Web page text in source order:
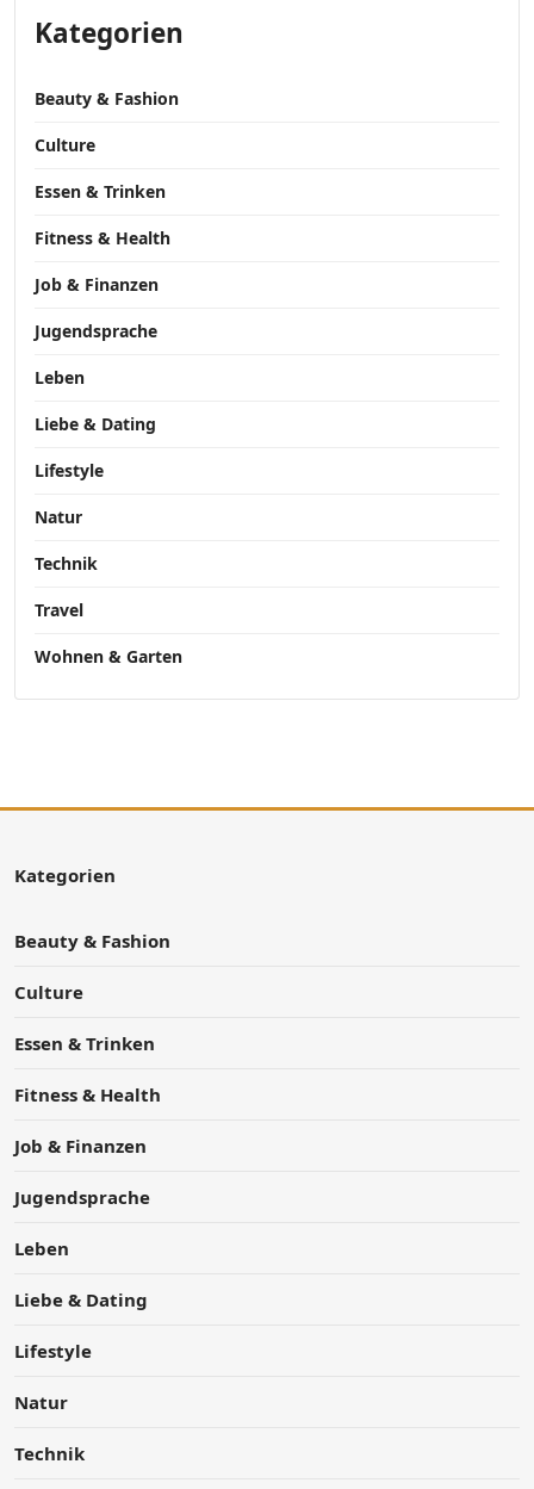
Kategorien
Beauty & Fashion
Culture
Essen & Trinken
Fitness & Health
Job & Finanzen
Jugendsprache
Leben
Liebe & Dating
Lifestyle
Natur
Technik
Travel
Wohnen & Garten
Kategorien
Beauty & Fashion
Culture
Essen & Trinken
Fitness & Health
Job & Finanzen
Jugendsprache
Leben
Liebe & Dating
Lifestyle
Natur
Technik